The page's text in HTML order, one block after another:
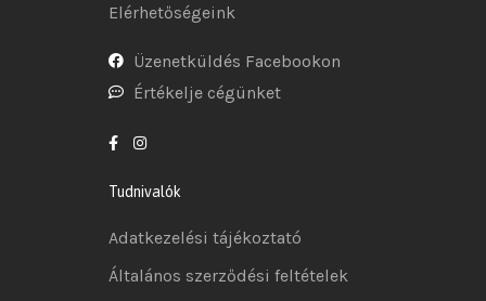
Elérhetőségeink
Üzenetküldés Facebookon
Értékelje cégünket
Tudnivalók
Adatkezelési tájékoztató
Általános szerződési feltételek